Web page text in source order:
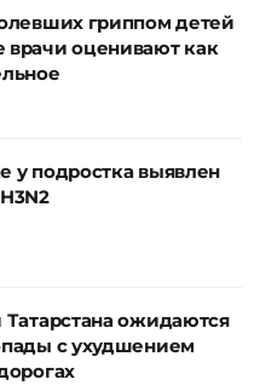
гриппом детей
оценивают как
у подростка выявлен
ожидаются
с ухудшением